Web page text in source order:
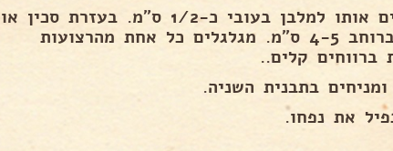
לוקחים כדור בצק אחד ומרדדים אותו למלבן בעובי כ-1/2 ס"מ. בעזרת סכין או
גלגלת פיצה חותכים לרצועות ברוחב 4-5 ס"מ. מגלגלים כל אחת מהרצועות
ברווחים קלים..
בתבנית השניה.
את נפחו.